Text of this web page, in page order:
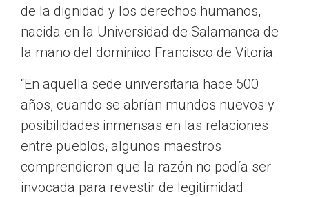
de la dignidad y los derechos humanos,
nacida en la Universidad de Salamanca de
la mano del dominico Francisco de Vitoria.
“En aquella sede universitaria hace 500
años, cuando se abrían mundos nuevos y
posibilidades inmensas en las relaciones
entre pueblos, algunos maestros
comprendieron que la razón no podía ser
invocada para revestir de legitimidad